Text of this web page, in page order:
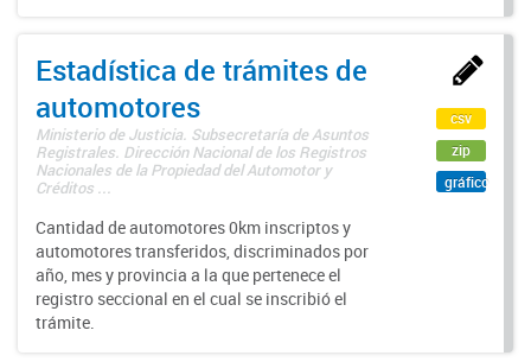
Estadística de trámites de
automotores
Ministerio de Justicia. Subsecretaría de Asuntos
Registrales. Dirección Nacional de los Registros
Nacionales de la Propiedad del Automotor y
Créditos ...
Cantidad de automotores 0km inscriptos y
automotores transferidos, discriminados por
año, mes y provincia a la que pertenece el
registro seccional en el cual se inscribió el
trámite.
csv
zip
gráfico